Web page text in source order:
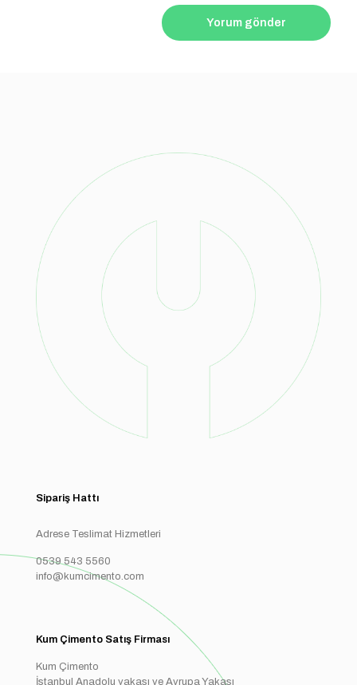
Sipariş Hattı
Adrese Teslimat Hizmetleri
0539 543 5560
info@kumcimento.com
Kum Çimento Satış Firması
Kum Çimento
İstanbul Anadolu yakası ve Avrupa Yakası